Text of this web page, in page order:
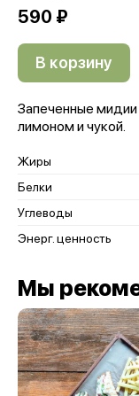
590 ₽
В корзину
Запеченные
лимоном и чукой.
Жиры
Белки
Углеводы
Энерг. ценность
Мы